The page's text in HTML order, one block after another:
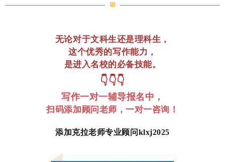
无论对于文科生还是理科生，
这个优秀的写作能力，
是进入名校的必备技能。
👇👇👇
写作一对一辅导报名中，
扫码添加顾问老师，一对一咨询！
添加克拉老师专业顾问klxj2025